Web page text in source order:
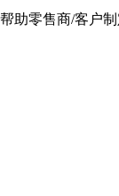
助零售商/客